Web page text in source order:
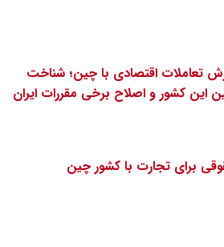
تعاملات اقتصادی با چین؛ شناخت
این کشور و اصلاح برخی مقررات ایران